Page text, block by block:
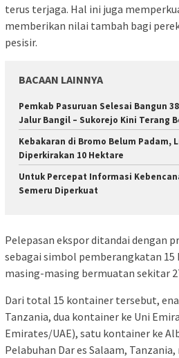
terus terjaga. Hal ini juga
memberikan nilai tambah bagi
pesisir.
BACAAN LAINNYA
Pemkab Pasuruan Selesai Bangun
Jalur Bangil – Sukorejo Kini Terang
Kebakaran di Bromo Belum Padam,
Diperkirakan 10 Hektare
Untuk Percepat Informasi
Semeru Diperkuat
Pelepasan ekspor ditandai dengan
sebagai simbol pemberangkatan 15
masing-masing bermuatan sekitar
Dari total 15 kontainer tersebut,
Tanzania, dua kontainer ke Uni
Emirates/UAE), satu kontainer ke
Pelabuhan Dar es Salaam,